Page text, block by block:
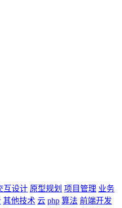
互设计 原型规划 项目管理 业务
其他技术 云 php 算法 前端开发